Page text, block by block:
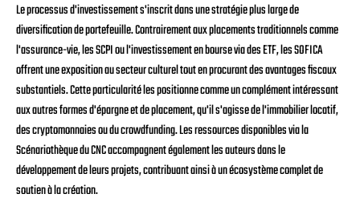
Le processus d'investissement s'inscrit dans une stratégie plus large de
diversification de portefeuille. Contrairement aux placements traditionnels comme
l'assurance-vie, les SCPI ou l'investissement en bourse via des ETF, les SOFICA
offrent une exposition au secteur culturel tout en procurant des avantages fiscaux
substantiels. Cette particularité les positionne comme un complément intéressant
aux autres formes d'épargne et de placement, qu'il s'agisse de l'immobilier locatif,
des cryptomonnaies ou du crowdfunding. Les ressources disponibles via la
Scénariothèque du CNC accompagnent également les auteurs dans le
développement de leurs projets, contribuant ainsi à un écosystème complet de
soutien à la création.